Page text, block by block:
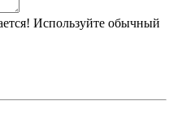
Используйте обычный